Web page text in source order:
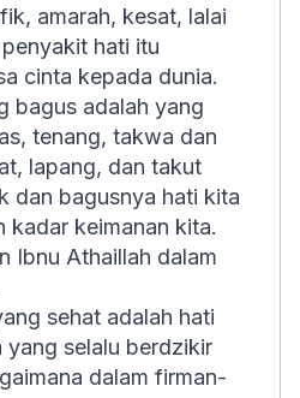
amarah, kesat, lalai
hati itu
cinta kepada dunia.
bagus adalah yang
tenang, takwa dan
lapang, dan takut
dan bagusnya hati kita
kadar keimanan kita.
Ibnu Athaillah dalam
sehat adalah hati
selalu berdzikir
dalam firman-